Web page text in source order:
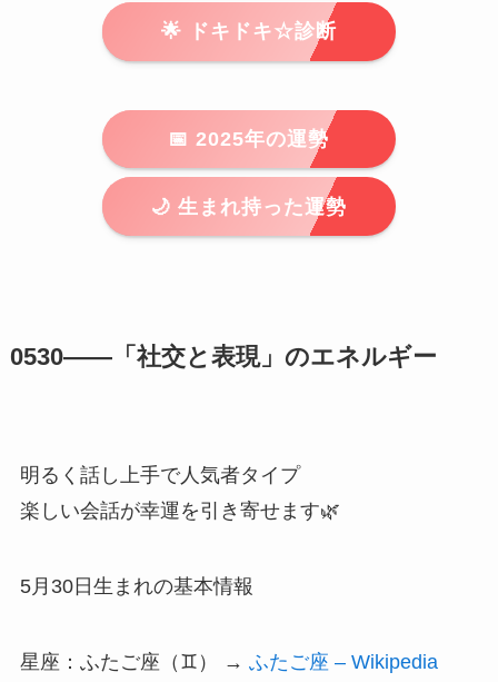
🌟 ドキドキ☆診断
📅 2025年の運勢
🌙 生まれ持った運勢
0530――「社交と表現」のエネルギー
明るく話し上手で人気者タイプ
楽しい会話が幸運を引き寄せます🌿
5月30日生まれの基本情報
星座：ふたご座（♊） → ふたご座 – Wikipedia